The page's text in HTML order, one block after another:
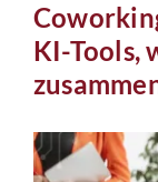
Preise
KI-Tools,
View
Larger